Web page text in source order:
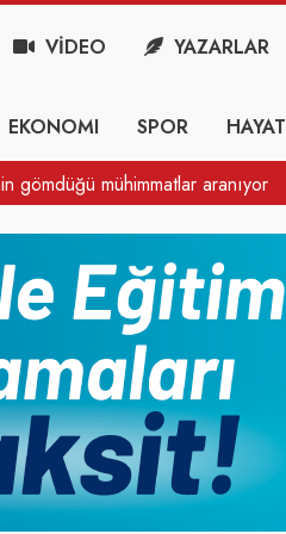
VİDEO YAZARLAR
EKONOMI SPOR HAYAT
gömdüğü mühimmatlar aranıyor